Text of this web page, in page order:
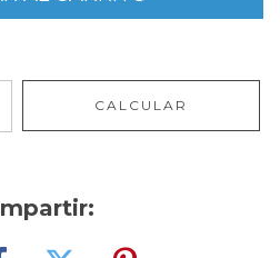
CALCULAR